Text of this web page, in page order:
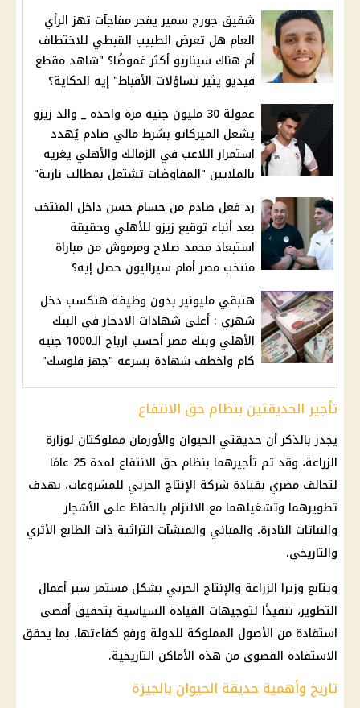
شقيق جورج سمير يفجر مفاجآت تهز الرأي
العام هل تعرض الطبيب القبطي للاختطاف
أم هناك سيناريو أكثر غموضًا؟ "شاهد مقطع
فيديو يثير تساؤلات الأقباط" إيه الحكاية؟
عمولة 30 مليون جنيه مرة واحده _ والد زيزو
يشعل الميركاتو بشرط مالي صادم يُهدد
استمرار اللاعب في الزمالك والأهلي يغريه
بالملايين "المفاوضات تشتعل بمطالب نارية"
رد فعل صادم من حسام حسن داخل المنتخب
بعد أنباء توقيع زيزو للأهلي وحقيقة
استبعاد محمد صلاح ومرموش من مباراة
منتخب مصر أمام سيراليون حصل إيه؟
هتبقي مليونير بدون وظيفة هتكسب دخل
شهري : أعلى شهادات الادخار في البنك
الأهلي وبنك مصر أحسب ارباح الـ1000 جنيه
كام واخطف شهادة بسرعه "جهز فلوسك"
تأجير الحديقتين بنظام حق الانتفاع
يجدر بالذكر أن حديقتي الحيوان والأورمان مملوكتان لوزارة
الزراعة، وقد تم تأجيرهما بنظام حق الانتفاع لمدة 25 عامًا
لتحالف مصري بقيادة شركة الإنتاج الحربي للمشروعات، بهدف
تطويرهما وتشغيلهما مع الالتزام بالحفاظ على الأشجار
والنباتات النادرة، والمباني والمنشآت التراثية ذات الطابع الأثري
والتاريخي.
ويتابع وزيرا الزراعة والإنتاج الحربي بشكل مستمر سير أعمال
التطوير، تنفيذًا لتوجيهات القيادة السياسية بتحقيق أقصى
استفادة من الأصول المملوكة للدولة ورفع كفاءتها، بما يحقق
الاستفادة القصوى من هذه الأماكن التاريخية.
تاريخ وأهمية حديقة الحيوان بالجيزة